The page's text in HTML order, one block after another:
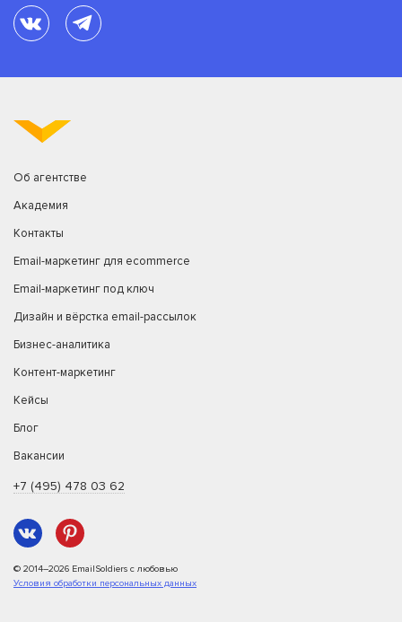
Об агентстве
Академия
Контакты
Email-маркетинг для ecommerce
Email-маркетинг под ключ
Дизайн и вёрстка email-рассылок
Бизнес-аналитика
Контент-маркетинг
Кейсы
Блог
Вакансии
+7 (495) 478 03 62
© 2014–2026 EmailSoldiers с любовью
Условия обработки персональных данных